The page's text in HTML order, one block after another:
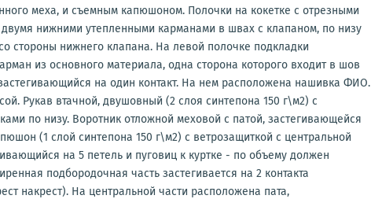
меха, и съемным капюшоном. Полочки на кокетке с отрезными
нижними утепленными карманами в швах с клапаном, по низу
стороны нижнего клапана. На левой полочке подкладки
из основного материала, одна сторона которого входит в шов
на один контакт. На нем расположена нашивка ФИО.
Рукав втачной, двушовный (2 слоя синтепона 150 г\м2) с
по низу. Воротник отложной меховой с патой, застегивающейся
(1 слой синтепона 150 г\м2) с ветрозащиткой с центральной
на 5 петель и пуговиц к куртке - по объему должен
подбородочная часть застегивается на 2 контакта
накрест). На центральной части расположена пата,